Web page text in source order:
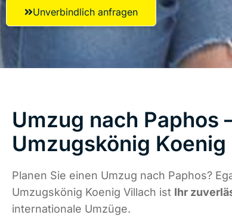
Unverbindlich anfragen
Umzug nach Paphos
Umzugskönig Koenig
Planen Sie einen Umzug nach Paphos?
Umzugskönig Koenig Villach ist Ihr
internationale Umzüge.